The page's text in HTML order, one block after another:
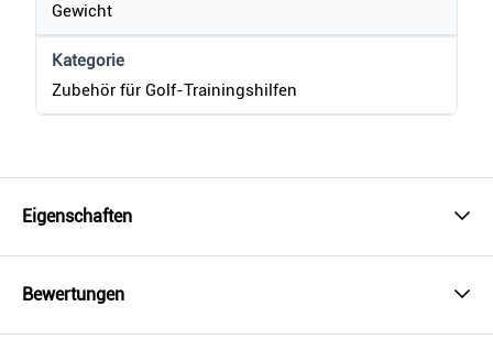
Gewicht
Kategorie
Zubehör für Golf-Trainingshilfen
Eigenschaften
Bewertungen